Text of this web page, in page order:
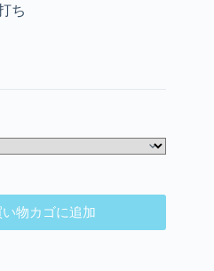
ち
い物カゴに追加